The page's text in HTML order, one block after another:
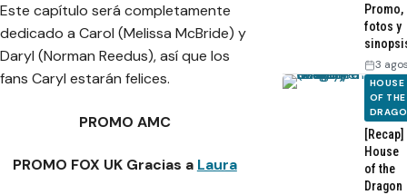
Este capítulo será completamente
dedicado a Carol (Melissa McBride) y
Daryl (Norman Reedus), así que los
fans Caryl estarán felices.
PROMO AMC
PROMO FOX UK Gracias a Laura
Promo,
fotos y
3
HOUSE
OF THE
[Recap]
House
of the
Dragon